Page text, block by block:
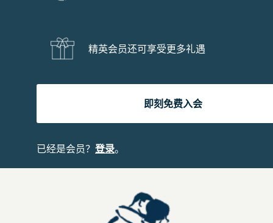
精英会员还可享受更多礼遇
即刻免费入会
已经是会员？ 登录。